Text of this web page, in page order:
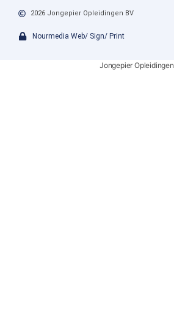
2026 Jongepier Opleidingen BV
Nourmedia Web/ Sign/ Print
Jongepier Opleidingen